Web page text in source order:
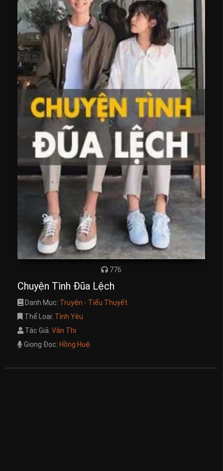
776
Chuyện Tình Đũa Lệch
Danh Mục: Truyện - Tiểu Thuyết
Thể Loại: Tình Yêu
Tác Giả: Vân Thi
Giọng Đọc: Hồng Huệ